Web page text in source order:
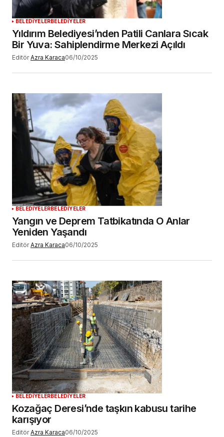
BELEDİYELERBELEDİYELER
Yıldırım Belediyesi’nden Patili Canlara Sıcak
Bir Yuva: Sahiplendirme Merkezi Açıldı
Editör Azra Karaca06/10/2025
BELEDİYELERBELEDİYELER
Yangın ve Deprem Tatbikatında O Anlar
Yeniden Yaşandı
Editör Azra Karaca06/10/2025
BELEDİYELERBELEDİYELER
Kozağaç Deresi’nde taşkın kabusu tarihe
karışıyor
Editör Azra Karaca06/10/2025